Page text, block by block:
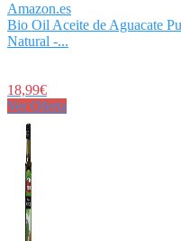
Amazon.es
Bio Oil Aceite de Aguacate
Natural -...
18,99€
Ver Oferta